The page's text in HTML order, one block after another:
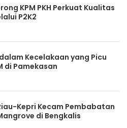
KPM PKH Perkuat Kualitas
P2K2
Kecelakaan yang Picu
di Pamekasan
Kepri Kecam Pembabatan
di Bengkalis